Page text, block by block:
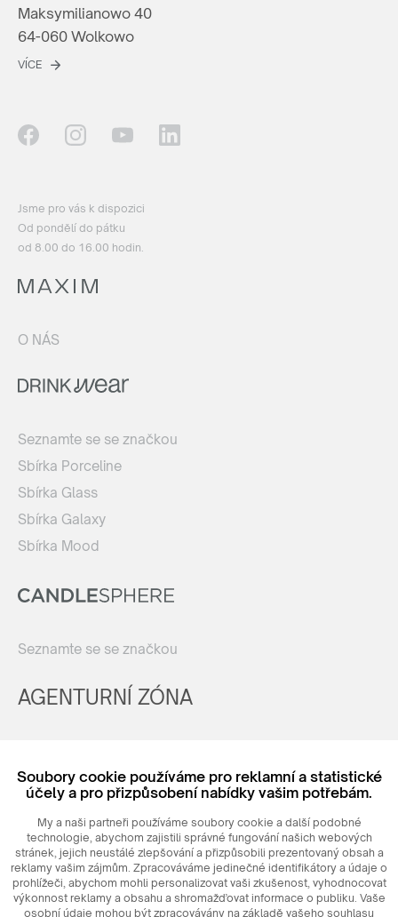
Maksymilianowo 40
64-060 Wolkowo
VÍCE
Jsme pro vás k dispozici
Od pondělí do pátku
od 8.00 do 16.00 hodin.
O NÁS
Seznamte se se značkou
Sbírka Porceline
Sbírka Glass
Sbírka Galaxy
Sbírka Mood
Seznamte se se značkou
AGENTURNÍ ZÓNA
Login
Soubory cookie používáme pro reklamní a statistické
účely a pro přizpůsobení nabídky vašim potřebám.
My a naši partneři používáme soubory cookie a další podobné
technologie, abychom zajistili správné fungování našich webových
stránek, jejich neustálé zlepšování a přizpůsobili prezentovaný obsah a
reklamy vašim zájmům. Zpracováváme jedinečné identifikátory a údaje o
prohlížeči, abychom mohli personalizovat vaši zkušenost, vyhodnocovat
výkonnost reklamy a obsahu a shromažďovat informace o publiku. Vaše
osobní údaje mohou být zpracovávány na základě vašeho souhlasu